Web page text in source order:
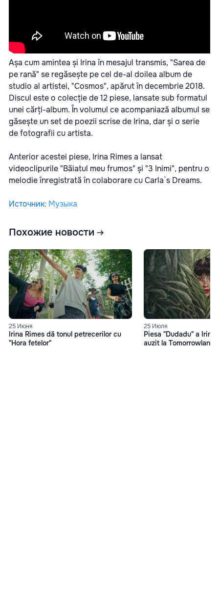
Așa cum amintea și Irina în mesajul transmis, "Sarea de
pe rană" se regăsește pe cel de-al doilea album de
studio al artistei, "Cosmos", apărut în decembrie 2018.
Discul este o colecție de 12 piese, lansate sub formatul
unei cărți-album. În volumul ce acompaniază albumul se
găsește un set de poezii scrise de Irina, dar și o serie
de fotografii cu artista.
Anterior acestei piese, Irina Rimes a lansat
videoclipurile "Băiatul meu frumos" și "3 Inimi", pentru o
melodie înregistrată în colaborare cu Carla`s Dreams.
Источник: Музыка
Похожие новости
25 Июня
Irina Rimes dă tonul petrecerilor cu
"Hora fetelor"
25 Июля
Piesa "Dudadu" a
auzit la Tomorrowland